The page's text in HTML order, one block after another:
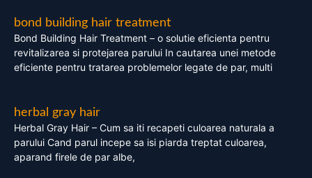
bond building hair treatment
Bond Building Hair Treatment – o solutie eficienta pentru
revitalizarea si protejarea parului In cautarea unei metode
eficiente pentru tratarea problemelor legate de par, multi
herbal gray hair
Herbal Gray Hair – Cum sa iti recapeti culoarea naturala a
parului Cand parul incepe sa isi piarda treptat culoarea,
aparand firele de par albe,